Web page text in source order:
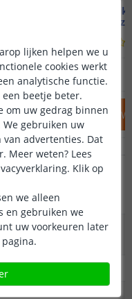
Solar
Met los
IN
lijken helpen we u
cookies werkt
analytische functie.
beetje beter.
om uw gedrag binnen
gebruiken uw
van advertenties. Dat
Meer weten? Lees
Klik op
we alleen
en gebruiken we
uw voorkeuren later